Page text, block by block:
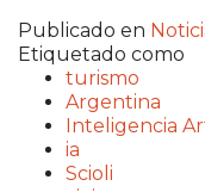
Publicado en
Etiquetado como
turismo
Argentina
Inteligencia
ia
Scioli